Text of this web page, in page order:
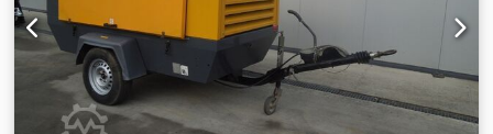
gebruik op de bouwplaats. Voertuiggegevens & technische
specificaties (volgens typeplaatje & instrumenten):
Fabrikant: Atlas Copco Model: XAS 55 Bouwjaar: 1994
Bedrijfsuren: 2.674,5 uur (afgelezen van de originele VDO-
urenteller) Opbouw: Verrijdbare compressor op